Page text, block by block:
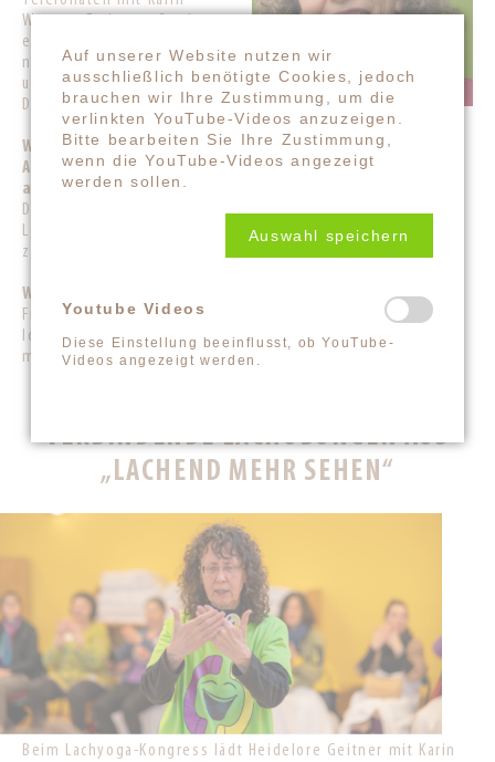
Wagner. Es ist großartig zu
erleben, wie gedanklich
nahe und verbunden wir
uns auch bei räumlicher
Distanz sind.
Was hat sich durch das Lachen (oder durch deine
Arbeit damit) in deinem Blick auf Menschen oder
auf dich selbst verändert?
Das Lachen brachte und bringt mir Gelassenheit in mein
Leben. Mein Blick auf Menschen hat sich vom Bewerten
zum Beobachten hin verändert.
Was wünschst du dir für die Welt?
Frieden. Menschen in 'Friedenheit' mit sich und anderen.
Ich wünsche den Menschen Zuversicht, dass mehr Sehen
möglich ist.
VERBINDENDE LACHÜBUNGEN AUS
„LACHEND MEHR SEHEN“
Beim Lachyoga-Kongress lädt Heidelore Geitner mit Karin
Auf unserer Website nutzen wir
ausschließlich benötigte Cookies, jedoch
brauchen wir Ihre Zustimmung, um die
verlinkten YouTube-Videos anzuzeigen.
Bitte bearbeiten Sie Ihre Zustimmung,
wenn die YouTube-Videos angezeigt
werden sollen.
Auswahl speichern
Youtube Videos
Diese Einstellung beeinflusst, ob YouTube-
Videos angezeigt werden.